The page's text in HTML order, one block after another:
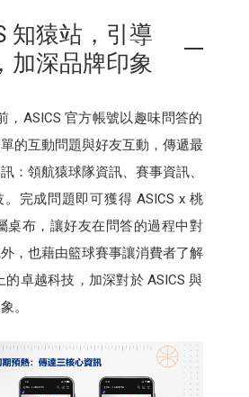
知猿站，引導
加深品牌印象
，ASICS 官方帳號以趣味問答的
的互動問題與好友互動，傳遞最
：領航猿球隊資訊、賽事資訊、
。完成問題即可獲得 ASICS x 桃
桌布，讓好友在問答的過程中對
，也藉由籃球賽事讓消費者了解
的卓越科技，加深對於 ASICS 與
。